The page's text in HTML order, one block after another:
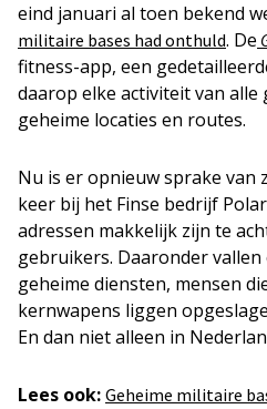
eind januari al toen bekend
militaire bases had onthuld. De
fitness-app, een
daarop elke activiteit van
geheime locaties en routes.
Nu is er opnieuw sprake van
keer bij het Finse bedrijf
adressen makkelijk zijn te
gebruikers. Daaronder
geheime diensten, mensen
kernwapens liggen
En dan niet alleen in
Lees ook: Geheime militaire